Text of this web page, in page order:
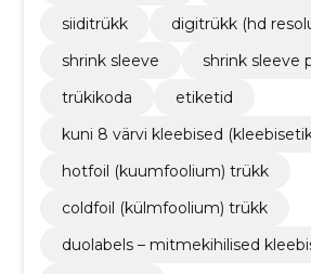
siiditrükk
digitrükk (hd
shrink sleeve
shrink sleeve
trükikoda
etiketid
kuni 8 värvi kleebised
hotfoil (kuumfoolium) trükk
coldfoil (külmfoolium) trükk
duolabels – mitmekihilised